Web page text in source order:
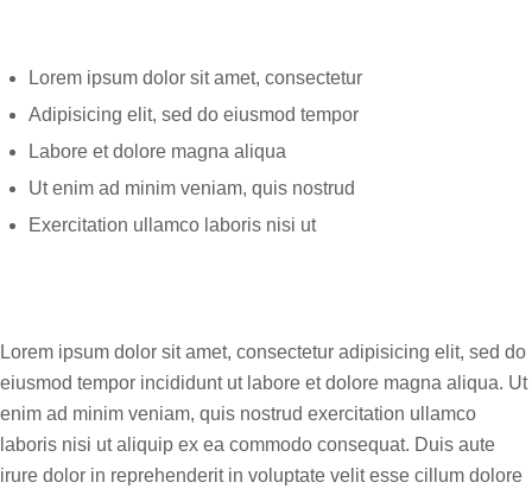
Lorem ipsum dolor sit amet, consectetur
Adipisicing elit, sed do eiusmod tempor
Labore et dolore magna aliqua
Ut enim ad minim veniam, quis nostrud
Exercitation ullamco laboris nisi ut
Lorem ipsum dolor sit amet, consectetur adipisicing elit, sed do
eiusmod tempor incididunt ut labore et dolore magna aliqua. Ut
enim ad minim veniam, quis nostrud exercitation ullamco
laboris nisi ut aliquip ex ea commodo consequat. Duis aute
irure dolor in reprehenderit in voluptate velit esse cillum dolore